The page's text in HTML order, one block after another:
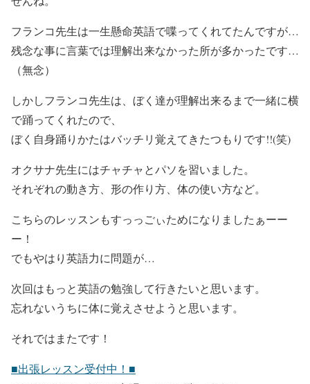
フランコ先生は一生懸命英語で喋ってくれてたんですが…
残念な事に言葉では理解出来なかった所が多かったです…
（無念）
しかしフランコ先生は、ぼく達が理解出来るまで一緒に横
で踊ってくれたので、
ぼく自身踊りかたはバッチリ覚えてきたつもりです!!(笑)
オクサナ先生にはチャチャとパソを習いました。
それぞれの動き方、形の作り方、体の使い方など。
こちらのレッスンもすっっごぃためになりましたぁーー
ー！
でもやはり英語力に問題が…
次回はもっと英語の勉強して行きたいと思います。
忘れないうちに体に覚えさせようと思います。
それではまたです！
■出張レッスン受付中！■